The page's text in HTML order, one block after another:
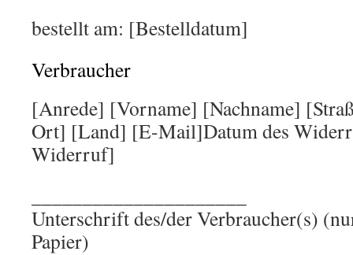
bestellt am: [Bestelldatum]
Verbraucher
[Anrede] [Vorname] [Nachname]
Ort] [Land] [E-Mail]Datum des
Widerruf]
Unterschrift des/der Verbraucher(s)
Papier)